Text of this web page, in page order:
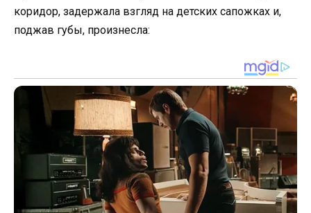
коридор, задержала взгляд на детских сапожках и,
поджав губы, произнесла: